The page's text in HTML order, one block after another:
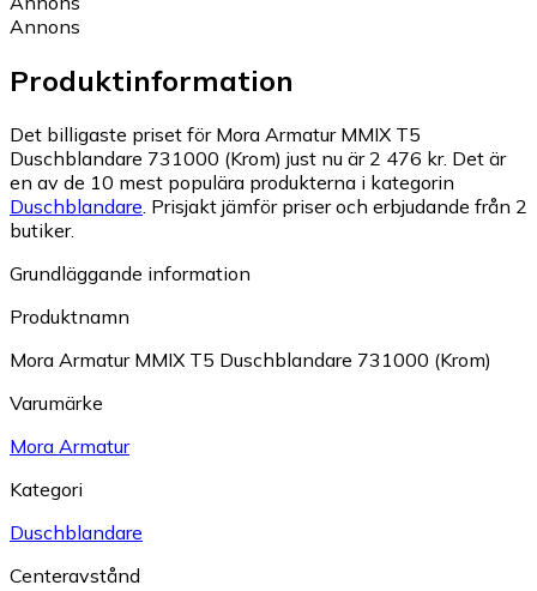
Annons
Produktinformation
Det billigaste priset för Mora Armatur MMIX T5
Duschblandare 731000 (Krom) just nu är 2 476 kr. Det är
en av de 10 mest populära produkterna i kategorin
Duschblandare Prisjakt jämför priser och erbjudande från 2
butiker.
Grundläggande information
Produktnamn
Mora Armatur MMIX T5 Duschblandare 731000 (Krom)
Varumärke
Mora Armatur
Kategori
Duschblandare
Centeravstånd